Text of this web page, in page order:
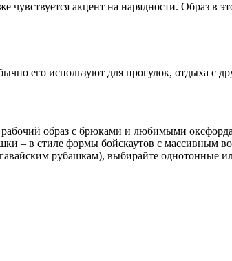
акцент на нарядности. Образ в
его используют для прогулок, отдыха с
образ с брюками и любимыми
– в стиле формы бойскаутов с массивным
рубашкам), выбирайте однотонные